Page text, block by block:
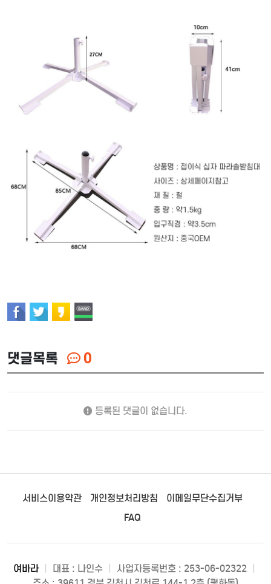
댓글목록 0
등록된 댓글이 없습니다.
서비스이용약관 개인정보처리방침
이메일무단수집거부
FAQ
여바라 대표 : 나인수 사업자등록번호 : 253-06-02322